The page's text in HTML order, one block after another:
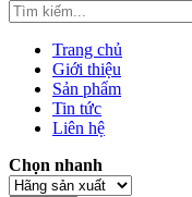
Trang chủ
Giới thiệu
Sản phẩm
Tin tức
Liên hệ
Chọn nhanh